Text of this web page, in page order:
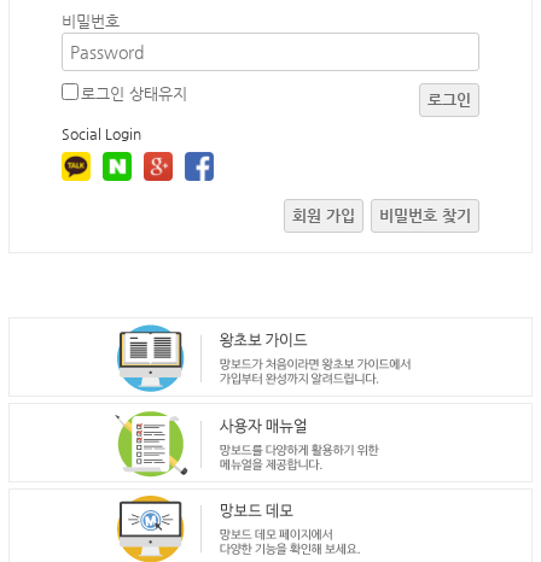
비밀번호
로그인 상태유지 로그인
Social Login
회원 가입 비밀번호 찾기